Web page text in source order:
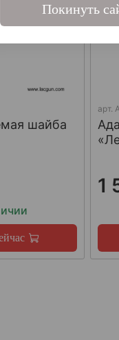
шайба
арт.
1
Покинуть